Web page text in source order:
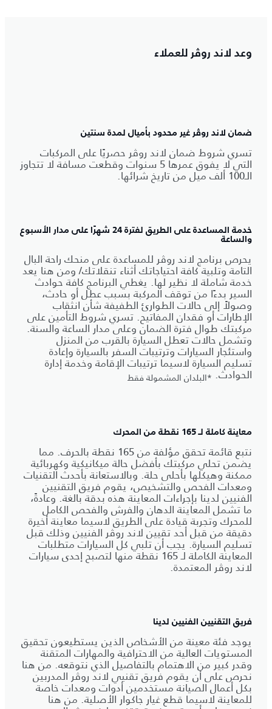
وعد لاند روڤر للعملاء
ضمان لاند روڤر غير محدود بأميال لمدة سنتين
تسري شروط ضمان لاند روڤر حصريًا على المركبات
التي لا يفوق عمرها 5 سنوات وقطعت مسافة لا تتجاوز
الـ100 ألف ميل من تاريخ شرائها.
خدمة المساعدة على الطريق لفترة 24 شهرًا على مدار الأسبوع
والساعة
يحرص برنامج لاند روڤر للمساعدة على منحك راحة البال
التامة وتلبية كافة احتياجاتك أثناء تنقلاتك/ ومن هنا يعد
خدمة شاملة لا نظير لها. يغطي البرنامج كافة حوادث
السير بدءًا من توقف المركبة بسبب عطل أو حادث،
وصولاً إلى حالات الطوارئ الطفيفة شأن انثقاب
الإطارات أو فقدان المفاتيح. تسري شروط التأمين على
مركبتك طوال فترة الضمان وعلى مدار الساعة والسنة.
وتشمل حالات تعطل السيارة بالقرب من المنزل
واستئجار السيارات وترتيبات السفر بالسيارة وإعادة
تسليم السيارة لاسيما ترتيبات الإقامة وخدمة إدارة
الحوادث. *البلدان المشمولة فقط
معاينة كاملة لـ 165 نقطة من المحرك
نتبع قائمة تحقق مؤلفة من 165 نقطة بالحرف. مما
يضمن تحلي مركبتك بأفضل حالة ميكانيكية وكهربائية
ممكنة وهيكلها بأحلى حلة. وبالاستعانة بأحدث التقنيات
ومعدات الفحص والتشخيص، يقوم فريق التقنيين
الفنيين لدينا بإجراءات المعاينة هذه بدقة بالغة. وعادةً،
ما تشمل المعاينة الدهان والفرش والفحص الكامل
للمحرك وتجربة قيادة على الطريق لاسيما معاينة أخيرة
دقيقة من قبل أحد تقيين لاند روڤر الفنيين وذلك قبل
تسليم السيارة. يجب أن تلبي كل السيارات متطلبات
المعاينة الكاملة لـ 165 نقطة منها لتصبح إحدى سيارات
لاند روڤر المعتمدة.
فريق التقنيين الفنيين لدينا
يوجد فئة معينة من الأشخاص الذين يستطيعون تحقيق
المستويات العالية من الاحترافية والمهارات المتقنة
وقدر كبير من الاهتمام بالتفاصيل الذي نتوقعه. من هنا
نحرص على أن يقوم فريق تقنيي لاند روڤر المدربين
بكل أعمال الصيانة مستخدمين أدوات ومعدات خاصة
للمعاينة لاسيما قطع غيار جاكوار الأصلية. من هنا